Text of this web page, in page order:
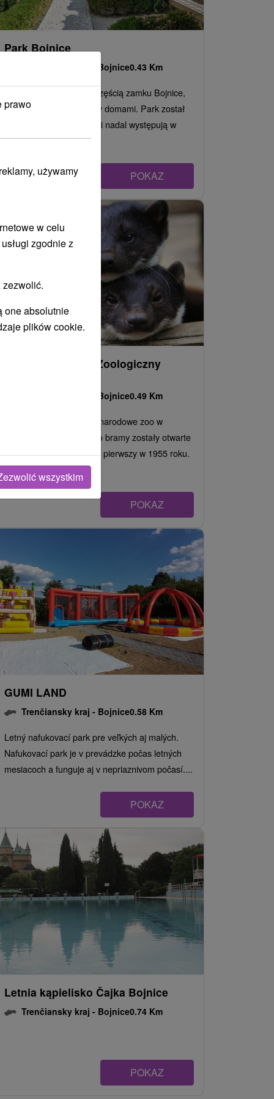
Park Bojnice
Bojnice0.43 Km
Romantyczny park jest częścią zamku Bojnice,
który rozciąga się między domami. Park został
zbudowany w 1910 roku i nadal występują w
nim...
POKAZ
Narodowy Ogród Zoologiczny
Bojnice0.49 Km
Najczęściej odwiedzane narodowe zoo w
uzdrowisku Bojnice. Jego bramy zostały otwarte
dla zwiedzających po raz pierwszy w 1955 roku.
Jest to...
POKAZ
GUMI LAND
Trenčiansky kraj - Bojnice0.58 Km
Letný nafukovací park pre veľkých aj malých.
Nafukovací park je v prevádzke počas letných
mesiacoch a funguje aj v nepriaznivom počasí....
POKAZ
Letnia kąpielisko Čajka Bojnice
Trenčiansky kraj - Bojnice0.74 Km
POKAZ
prawo
używamy
w celu
zgodnie z
one absolutnie
plików cookie.
wszystkim